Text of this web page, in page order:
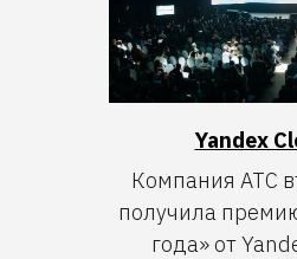
Yandex
Компания АТС
получила
года» от